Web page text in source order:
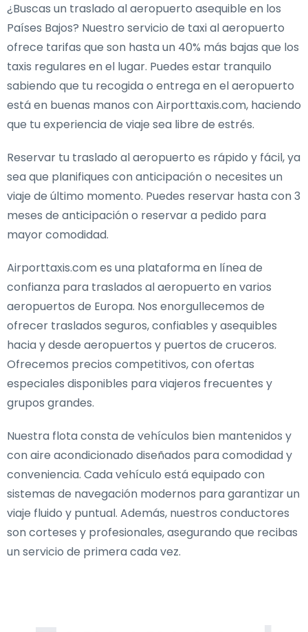
¿Buscas un traslado al aeropuerto asequible en los
Países Bajos? Nuestro servicio de taxi al aeropuerto
ofrece tarifas que son hasta un 40% más bajas que los
taxis regulares en el lugar. Puedes estar tranquilo
sabiendo que tu recogida o entrega en el aeropuerto
está en buenas manos con Airporttaxis.com, haciendo
que tu experiencia de viaje sea libre de estrés.
Reservar tu traslado al aeropuerto es rápido y fácil, ya
sea que planifiques con anticipación o necesites un
viaje de último momento. Puedes reservar hasta con 3
meses de anticipación o reservar a pedido para
mayor comodidad.
Airporttaxis.com es una plataforma en línea de
confianza para traslados al aeropuerto en varios
aeropuertos de Europa. Nos enorgullecemos de
ofrecer traslados seguros, confiables y asequibles
hacia y desde aeropuertos y puertos de cruceros.
Ofrecemos precios competitivos, con ofertas
especiales disponibles para viajeros frecuentes y
grupos grandes.
Nuestra flota consta de vehículos bien mantenidos y
con aire acondicionado diseñados para comodidad y
conveniencia. Cada vehículo está equipado con
sistemas de navegación modernos para garantizar un
viaje fluido y puntual. Además, nuestros conductores
son corteses y profesionales, asegurando que recibas
un servicio de primera cada vez.